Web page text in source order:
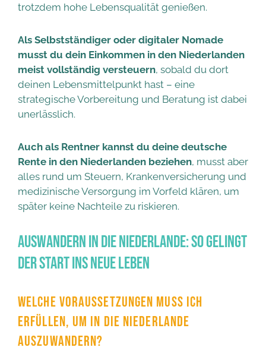
trotzdem hohe Lebensqualität genießen.
Als Selbstständiger oder digitaler Nomade
musst du dein Einkommen in den Niederlanden
meist vollständig versteuern, sobald du dort
deinen Lebensmittelpunkt hast – eine
strategische Vorbereitung und Beratung ist dabei
unerlässlich.
Auch als Rentner kannst du deine deutsche
Rente in den Niederlanden beziehen, musst aber
alles rund um Steuern, Krankenversicherung und
medizinische Versorgung im Vorfeld klären, um
später keine Nachteile zu riskieren.
Auswandern in die Niederlande: So gelingt
der Start ins neue Leben
WELCHE VORAUSSETZUNGEN MUSS ICH
ERFÜLLEN, UM IN DIE NIEDERLANDE
AUSZUWANDERN?